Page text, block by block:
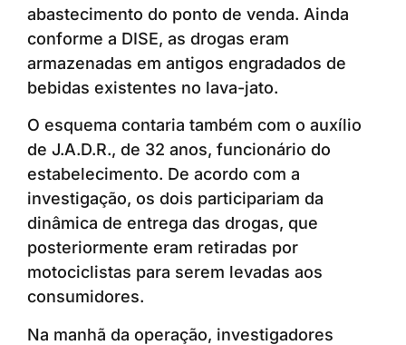
abastecimento do ponto de venda. Ainda
conforme a DISE, as drogas eram
armazenadas em antigos engradados de
bebidas existentes no lava-jato.
O esquema contaria também com o auxílio
de J.A.D.R., de 32 anos, funcionário do
estabelecimento. De acordo com a
investigação, os dois participariam da
dinâmica de entrega das drogas, que
posteriormente eram retiradas por
motociclistas para serem levadas aos
consumidores.
Na manhã da operação, investigadores